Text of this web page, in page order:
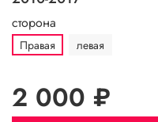
сторона
Правая левая
2 000 ₽